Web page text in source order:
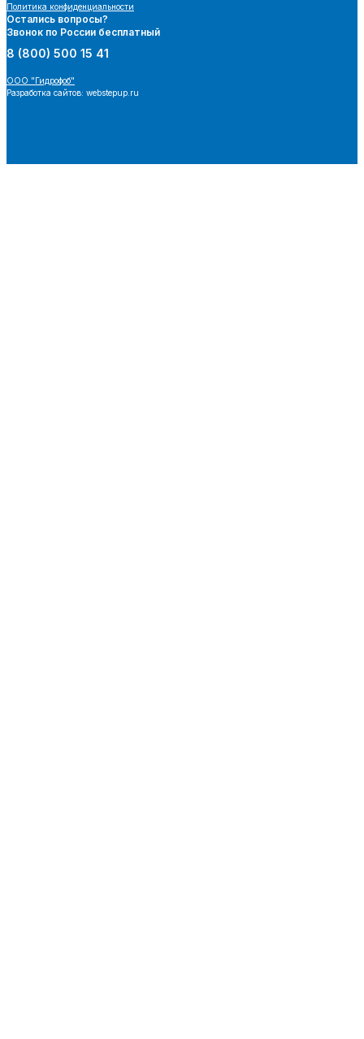
Политика конфиденциальности
Остались вопросы?
Звонок по России бесплатный
8 (800) 500 15 41
ООО "Гидрофоб"
Разработка сайтов: webstepup.ru